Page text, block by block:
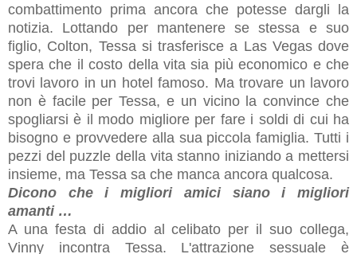
combattimento prima ancora che potesse dargli la
notizia. Lottando per mantenere se stessa e suo
figlio, Colton, Tessa si trasferisce a Las Vegas dove
spera che il costo della vita sia più economico e che
trovi lavoro in un hotel famoso. Ma trovare un lavoro
non è facile per Tessa, e un vicino la convince che
spogliarsi è il modo migliore per fare i soldi di cui ha
bisogno e provvedere alla sua piccola famiglia. Tutti i
pezzi del puzzle della vita stanno iniziando a mettersi
insieme, ma Tessa sa che manca ancora qualcosa.
Dicono che i migliori amici siano i migliori
amanti …
A una festa di addio al celibato per il suo collega,
Vinny incontra Tessa. L'attrazione sessuale è